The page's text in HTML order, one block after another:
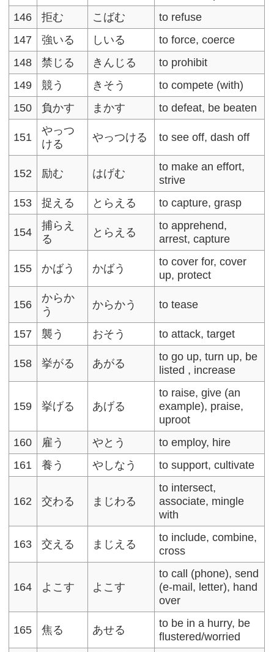
146
拒む こばむ
to refuse
147
強いる しいる
to force, coerce
148
禁じる きんじる
to prohibit
149
競う きそう
to compete (with)
150
負かす まかす to defeat, be beaten
151
やっつ
ける
やっつける to see off, dash off
152 励む はげむ
to make an effort,
strive
153
捉える とらえる to capture, grasp
154
捕らえ
る
とらえる
to apprehend,
arrest, capture
155 かばう かばう
to cover for, cover
up, protect
156
からか
う
からかう to tease
157 襲う おそう to attack, target
158 挙がる あがる
to go up, turn up, be
listed , increase
159 挙げる あげる
to raise, give (an
example), praise,
uproot
160
雇う やとう
to employ, hire
161
養う やしなう to support, cultivate
162 交わる まじわる
to intersect,
associate, mingle
with
163 交える まじえる
to include, combine,
cross
164 よこす よこす
to call (phone), send
(e-mail, letter), hand
over
165 焦る あせる
to be in a hurry, be
flustered/worried